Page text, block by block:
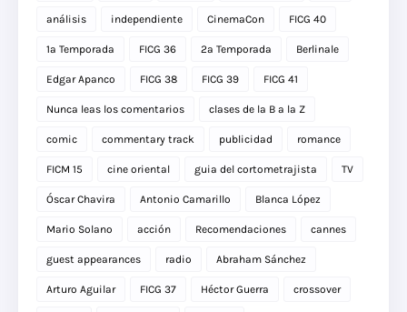
análisis independiente CinemaCon FICG 40
1a Temporada FICG 36 2a Temporada Berlinale
Edgar Apanco FICG 38 FICG 39 FICG 41
Nunca leas los comentarios clases de la B a la Z
comic commentary track publicidad romance
FICM 15 cine oriental guia del cortometrajista TV
Óscar Chavira Antonio Camarillo Blanca López
Mario Solano acción Recomendaciones cannes
guest appearances radio Abraham Sánchez
Arturo Aguilar FICG 37 Héctor Guerra crossover